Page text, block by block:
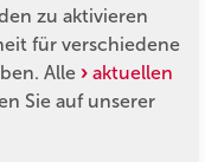
zu aktivieren
für verschiedene
Alle
aktuellen
Sie auf unserer